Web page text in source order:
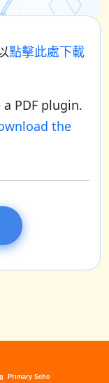
點擊此處下載
PDF plugin.
the